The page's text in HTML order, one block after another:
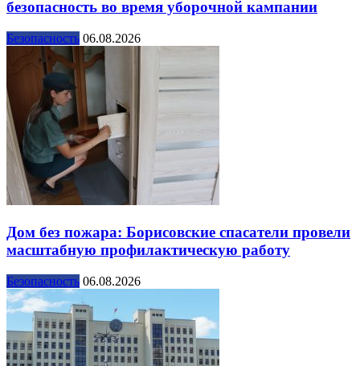
безопасность во время уборочной кампании
Безопасность 06.08.2026
Дом без пожара: Борисовские спасатели провели
масштабную профилактическую работу
Безопасность 06.08.2026